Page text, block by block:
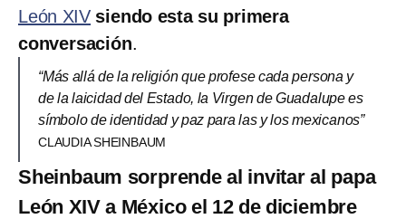
León XIV siendo esta su primera
conversación.
“Más allá de la religión que profese cada persona y
de la laicidad del Estado, la Virgen de Guadalupe es
símbolo de identidad y paz para las y los mexicanos”
CLAUDIA SHEINBAUM
Sheinbaum sorprende al invitar al papa
León XIV a México el 12 de diciembre